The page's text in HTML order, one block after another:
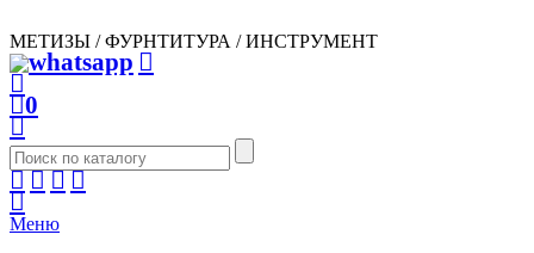
МЕТИЗЫ / ФУРНТИТУРА / ИНСТРУМЕНТ
0
Меню